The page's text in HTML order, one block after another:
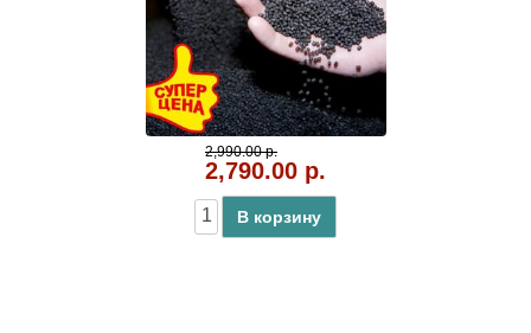
2,990.00 р.
2,790.00 р.
В корзину